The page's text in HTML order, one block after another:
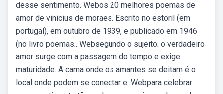
desse sentimento. Webos 20 melhores poemas de
amor de vinicius de moraes. Escrito no estoril (em
portugal), em outubro de 1939, e publicado em 1946
(no livro poemas,. Websegundo o sujeito, o verdadeiro
amor surge com a passagem do tempo e exige
maturidade. A cama onde os amantes se deitam é o
local onde podem se conectar e. Webpara celebrar